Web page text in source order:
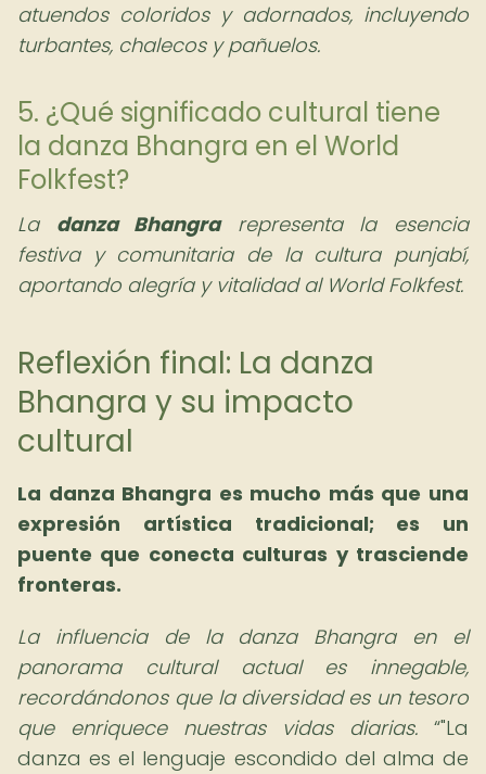
atuendos coloridos y adornados, incluyendo
turbantes, chalecos y pañuelos.
5. ¿Qué significado cultural tiene
la danza Bhangra en el World
Folkfest?
La danza Bhangrarepresenta la esencia
festiva y comunitaria de la cultura punjabí,
aportando alegría y vitalidad al World Folkfest.
Reflexión final: La danza
Bhangra y su impacto
cultural
La danza Bhangra es mucho más que una
expresión artística tradicional; es un
puente que conecta culturas y trasciende
fronteras.
La influencia de la danza Bhangra en el
panorama cultural actual es innegable,
recordándonos que la diversidad es un tesoro
que enriquece nuestras vidas diarias.
"La
danza es el lenguaje escondido del alma de